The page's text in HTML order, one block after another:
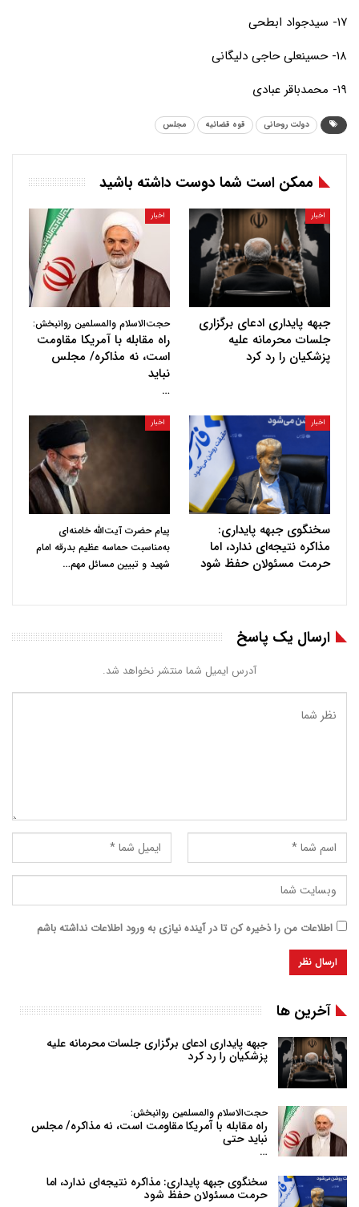
۱۷- سیدجواد ابطحی
۱۸- حسینعلی حاجی دلیگانی
۱۹- محمدباقر عبادی
دولت روحانی قوه قضائیه مجلس
ممکن است شما دوست داشته باشید
اخبار
جبهه پایداری ادعای برگزاری
جلسات محرمانه علیه
پزشکیان را رد کرد
اخبار
حجت‌الاسلام والمسلمین روانبخش:
راه مقابله با آمریکا مقاومت
است، نه مذاکره/ مجلس
نباید
…
اخبار
سخنگوی جبهه پایداری:
مذاکره نتیجه‌ای ندارد، اما
حرمت مسئولان حفظ شود
اخبار
پیام حضرت آیت‌الله خامنه‌ای
به‌مناسبت حماسه عظیم بدرقه امام
شهید و تبیین مسائل مهم…
ارسال یک پاسخ
آدرس ایمیل شما منتشر نخواهد شد.
اطلاعات من را ذخیره کن تا در آینده نیازی به ورود اطلاعات نداشته باشم
آخرین ها
جبهه پایداری ادعای برگزاری جلسات محرمانه علیه
پزشکیان را رد کرد
حجت‌الاسلام والمسلمین روانبخش:
راه مقابله با آمریکا مقاومت است، نه مذاکره/ مجلس
نباید حتی
…
سخنگوی جبهه پایداری: مذاکره نتیجه‌ای ندارد، اما
حرمت مسئولان حفظ شود